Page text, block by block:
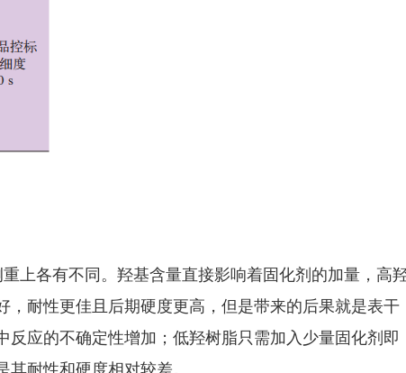
上各有不同。羟基含量直接影响着固化剂的加量，高
，耐性更佳且后期硬度更高，但是带来的后果就是表干
应的不确定性增加；低羟树脂只需加入少量固化剂即
耐性和硬度相对较差。